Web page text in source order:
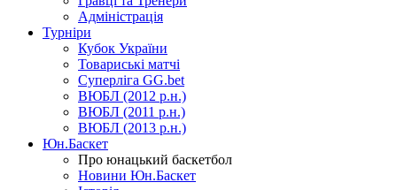
Адміністрація
Турніри
Кубок України
Товариські матчі
Суперліга GG.bet
ВЮБЛ (2012 р.н.)
ВЮБЛ (2011 р.н.)
ВЮБЛ (2013 р.н.)
Юн.Баскет
Про юнацький баскетбол
Новини Юн.Баскет